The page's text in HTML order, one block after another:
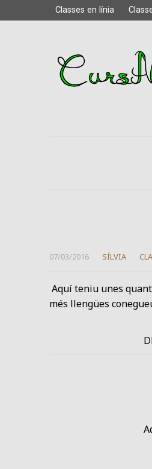
Classes en línia
07/03/2016 SÍLVIA
Aquí teniu unes
més llengües